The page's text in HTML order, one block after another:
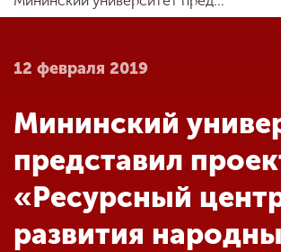
Главная
Абитуриенту
Обучение
12 февраля 2019
Мининский
представил
«Ресурсный
развития